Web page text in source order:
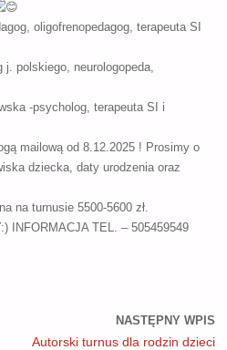
oligofrenopedagog, terapeuta SI
j. polskiego, neurologopeda,
-psycholog, terapeuta SI i
mailową od 8.12.2025 ! Prosimy o
dziecka, daty urodzenia oraz
na turnusie 5500-5600 zł.
INFORMACJA TEL. – 505459549
NASTĘPNY WPIS
Autorski turnus dla rodzin dzieci